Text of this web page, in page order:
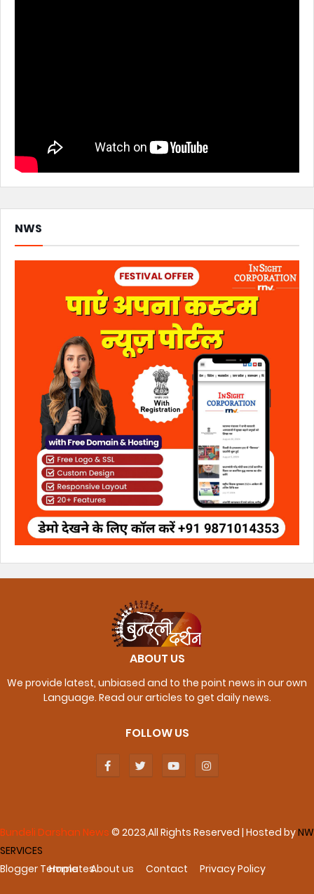
NWS
ABOUT US
We provide latest, unbiased and to the point news in our own
Language. Read our articles to get daily news.
FOLLOW US
Bundeli Darshan News © 2023,All Rights Reserved | Hosted byNW
SERVICES
Home
About us Contact Privacy Policy
Blogger Templates